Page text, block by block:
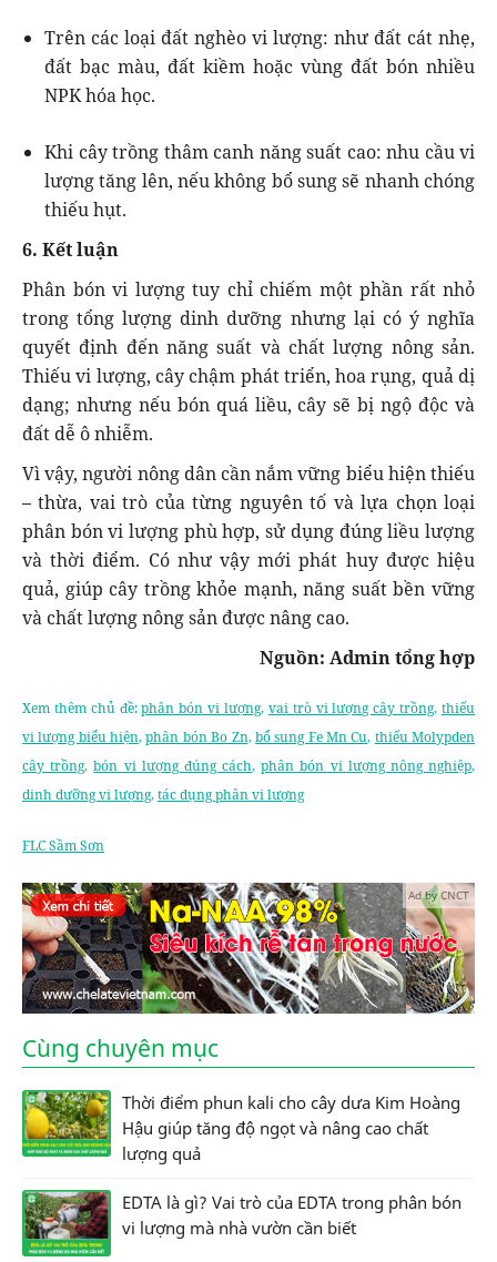
Trên các loại đất nghèo vi lượng: như đất cát nhẹ,
đất bạc màu, đất kiềm hoặc vùng đất bón nhiều
NPK hóa học.
Khi cây trồng thâm canh năng suất cao: nhu cầu vi
lượng tăng lên, nếu không bổ sung sẽ nhanh chóng
thiếu hụt.
6. Kết luận
Phân bón vi lượng tuy chỉ chiếm một phần rất nhỏ
trong tổng lượng dinh dưỡng nhưng lại có ý nghĩa
quyết định đến năng suất và chất lượng nông sản.
Thiếu vi lượng, cây chậm phát triển, hoa rụng, quả dị
dạng; nhưng nếu bón quá liều, cây sẽ bị ngộ độc và
đất dễ ô nhiễm.
Vì vậy, người nông dân cần nắm vững biểu hiện thiếu
– thừa, vai trò của từng nguyên tố và lựa chọn loại
phân bón vi lượng phù hợp, sử dụng đúng liều lượng
và thời điểm. Có như vậy mới phát huy được hiệu
quả, giúp cây trồng khỏe mạnh, năng suất bền vững
và chất lượng nông sản được nâng cao.
Nguồn: Admin tổng hợp
Xem thêm chủ đề:phân bón vi lượng, vai trò vi lượng cây trồng,thiếu
vi lượng biểu hiện,phân bón Bo Zn,bổ sung Fe Mn Cu, thiếu Molypden
cây trồng,bón vi lượng đúng cách,phân bón vi lượng nông nghiệp,
dinh dưỡng vi lượng,tác dụng phân vi lượng
FLC Sầm Sơn
Ad by CNCT
Cùng chuyên mục
Thời điểm phun kali cho cây dưa Kim Hoàng
Hậu giúp tăng độ ngọt và nâng cao chất
lượng quả
EDTA là gì? Vai trò của EDTA trong phân bón
vi lượng mà nhà vườn cần biết